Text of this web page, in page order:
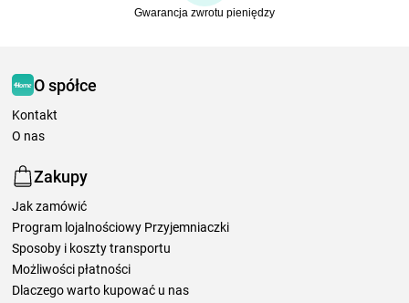
Gwarancja zwrotu pieniędzy
O spółce
Kontakt
O nas
Zakupy
Jak zamówić
Program lojalnościowy Przyjemniaczki
Sposoby i koszty transportu
Możliwości płatności
Dlaczego warto kupować u nas